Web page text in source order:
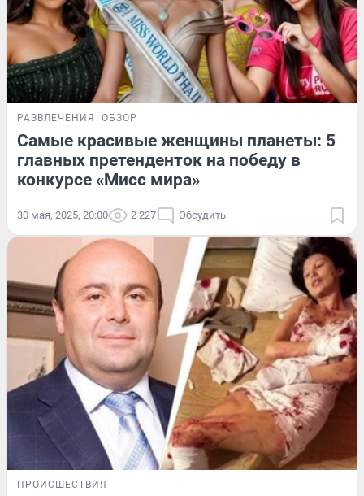
РАЗВЛЕЧЕНИЯ ОБЗОР
Самые красивые женщины планеты: 5
главных претенденток на победу в
конкурсе «Мисс мира»
30 мая, 2025, 20:00 2 227 Обсудить
ПРОИСШЕСТВИЯ